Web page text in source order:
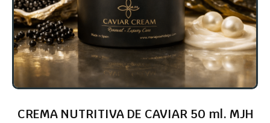
CREMA NUTRITIVA DE CAVIAR 50 ml. MJH